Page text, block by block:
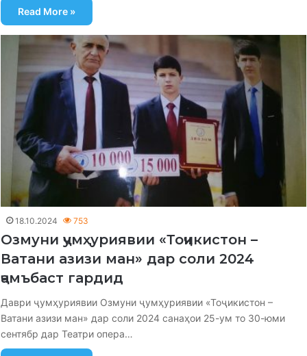
Read More »
18.10.2024 753
Озмуни ҷумҳуриявии «Тоҷикистон –
Ватани азизи ман» дар соли 2024
ҷамъбаст гардид
Даври ҷумҳуриявии Озмуни ҷумҳуриявии «Тоҷикистон –
Ватани азизи ман» дар соли 2024 санаҳои 25-ум то 30-юми
сентябр дар Театри опера…